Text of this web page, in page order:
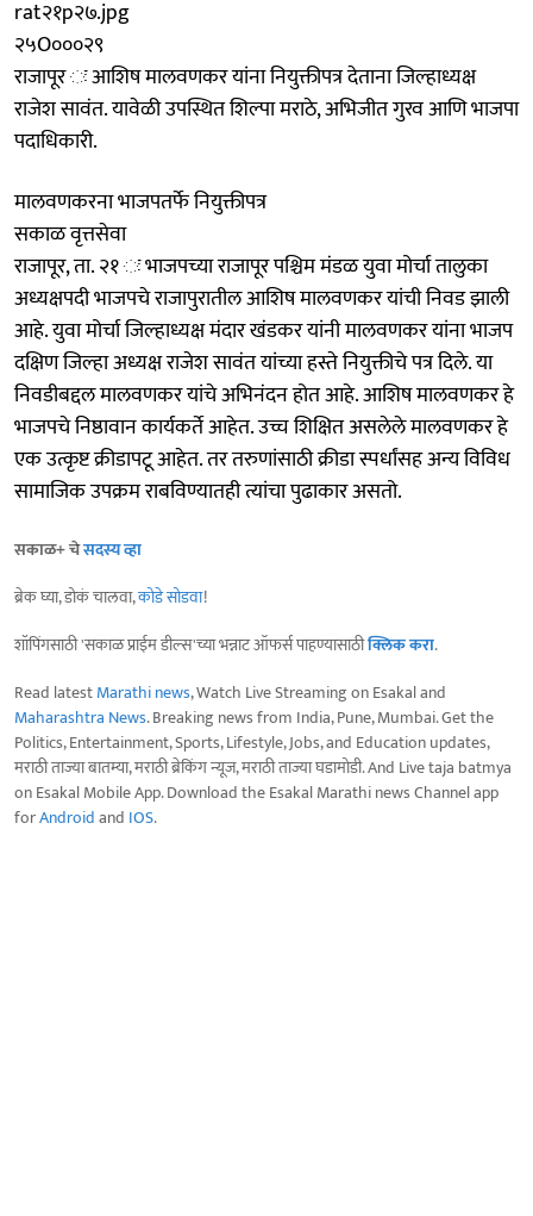
rat२१p२७.jpg
२५O०००२९
राजापूर ः आशिष मालवणकर यांना नियुक्तीपत्र देताना जिल्हाध्यक्ष
राजेश सावंत. यावेळी उपस्थित शिल्पा मराठे, अभिजीत गुरव आणि भाजपा
पदाधिकारी.
मालवणकरना भाजपतर्फे नियुक्तीपत्र
सकाळ वृत्तसेवा
राजापूर, ता. २१ ः भाजपच्या राजापूर पश्चिम मंडळ युवा मोर्चा तालुका
अध्यक्षपदी भाजपचे राजापुरातील आशिष मालवणकर यांची निवड झाली
आहे. युवा मोर्चा जिल्हाध्यक्ष मंदार खंडकर यांनी मालवणकर यांना भाजप
दक्षिण जिल्हा अध्यक्ष राजेश सावंत यांच्या हस्ते नियुक्तीचे पत्र दिले. या
निवडीबद्दल मालवणकर यांचे अभिनंदन होत आहे. आशिष मालवणकर हे
भाजपचे निष्ठावान कार्यकर्ते आहेत. उच्च शिक्षित असलेले मालवणकर हे
एक उत्कृष्ट क्रीडापटू आहेत. तर तरुणांसाठी क्रीडा स्पर्धांसह अन्य विविध
सामाजिक उपक्रम राबविण्यातही त्यांचा पुढाकार असतो.
सकाळ+ चेसदस्य व्हा
ब्रेक घ्या, डोकं चालवा,कोडे सोडवा!
शॉपिंगसाठी 'सकाळ प्राईम डील्स'च्या भन्नाट ऑफर्स पाहण्यासाठीक्लिक करा.
Read latestMarathi news, Watch Live Streaming on Esakal and
Maharashtra News. Breaking news from India, Pune, Mumbai. Get the
Politics, Entertainment, Sports, Lifestyle, Jobs, and Education updates,
मराठी ताज्या बातम्या, मराठी ब्रेकिंग न्यूज, मराठी ताज्या घडामोडी. And Live taja batmya
on Esakal Mobile App. Download the Esakal Marathi news Channel app
forAndroidand IOS.